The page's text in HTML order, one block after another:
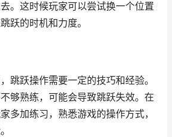
。这时候玩家可以尝试换一个位置
跃的时机和力度。
跳跃操作需要一定的技巧和经验。
够熟练，可能会导致跳跃失效。在
多加练习，熟悉游戏的操作方式，